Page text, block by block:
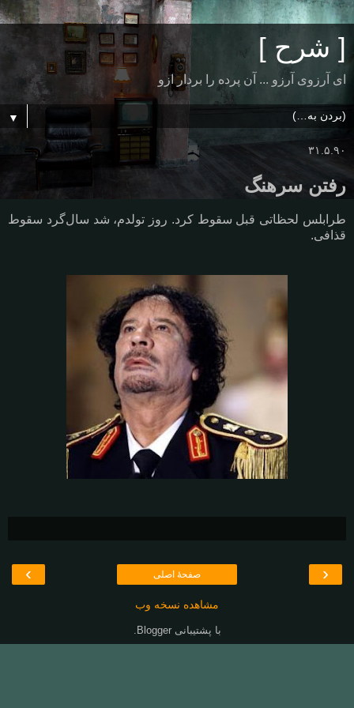
[ شرح ]
ای آرزوی آرزو ... آن پرده را بردار ازو
▼
۳۱.۵.۹۰
رفتن سرهنگ
طرابلس لحظاتی قبل سقوط کرد. روز تولدم، شد سال‌گرد سقوط
قذافی.
‹
› صفحهٔ اصلی
مشاهده نسخه وب
با پشتیبانیBlogger